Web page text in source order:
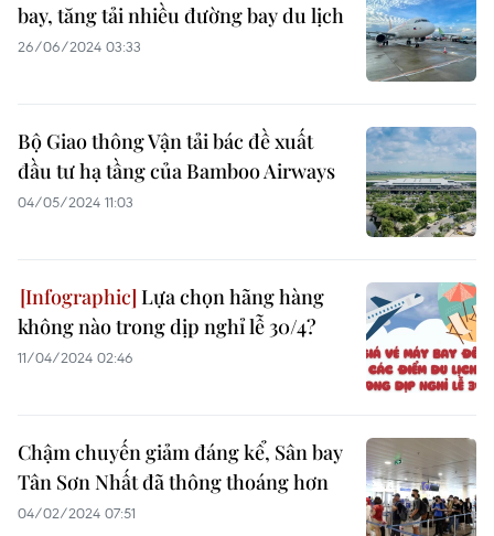
bay, tăng tải nhiều đường bay du lịch
26/06/2024 03:33
Bộ Giao thông Vận tải bác đề xuất
đầu tư hạ tầng của Bamboo Airways
04/05/2024 11:03
Lựa chọn hãng hàng
không nào trong dịp nghỉ lễ 30/4?
11/04/2024 02:46
Chậm chuyến giảm đáng kể, Sân bay
Tân Sơn Nhất đã thông thoáng hơn
04/02/2024 07:51